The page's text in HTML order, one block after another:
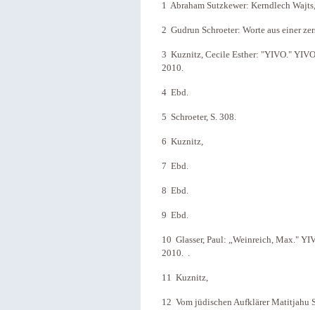
1 Abraham Sutzkewer: Kerndlech
2 Gudrun Schroeter: Worte aus einer
3 Kuznitz, Cecile Esther: "YIVO."
2010.
4 Ebd.
5 Schroeter, S. 308.
6 Kuznitz,
7 Ebd.
8 Ebd.
9 Ebd.
10 Glasser, Paul: „Weinreich, Max."
2010. .
11 Kuznitz,
12 Vom jüdischen Aufklärer Matitjahu